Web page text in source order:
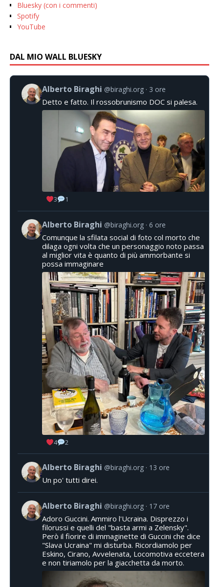
Bluesky (con i commenti)
Spotify
YouTube
DAL MIO WALL BLUESKY
Alberto Biraghi @biraghi.org 3 ore
Detto e fatto. Il rossobrunismo DOC si palesa.
3 1
Alberto Biraghi @biraghi.org 6 ore
Comunque la sfilata social di foto col morto che
dilaga ogni volta che un personaggio noto passa
al miglior vita è quanto di più ammorbante si
possa immaginare
4 2
Alberto Biraghi @biraghi.org 13 ore
Un po' tutti direi.
Alberto Biraghi @biraghi.org 17 ore
Adoro Guccini. Ammiro l'Ucraina. Disprezzo i
filorussi e quelli del "basta armi a Zelensky".
Però il fiorire di immaginette di Guccini che dice
"Slava Ucraina" mi disturba. Ricordiamolo per
Eskino, Cirano, Avvelenata, Locomotiva eccetera
e non tiriamolo per la giacchetta da morto.